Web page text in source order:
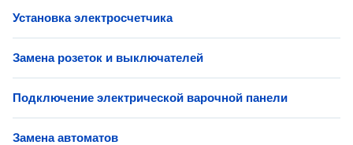
Установка электросчетчика
Замена розеток и выключателей
Подключение электрической варочной панели
Замена автоматов